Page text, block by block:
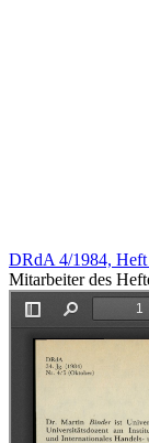
DRdA 4/1984,
Mitarbeiter des